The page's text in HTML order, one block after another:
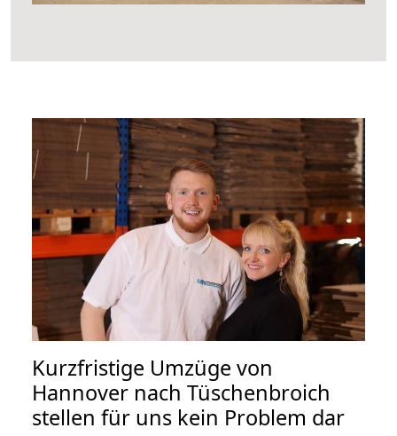
Kurzfristige Umzüge von
Hannover nach Tüschenbroich
stellen für uns kein Problem dar